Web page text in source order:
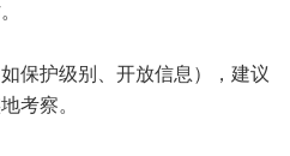
保护级别、开放信息），建议
考察。